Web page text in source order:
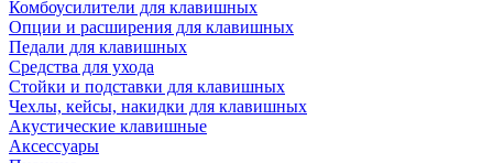
Комбоусилители для клавишных
Опции и расширения для клавишных
Педали для клавишных
Средства для ухода
Стойки и подставки для клавишных
Чехлы, кейсы, накидки для клавишных
Акустические клавишные
Аксессуары